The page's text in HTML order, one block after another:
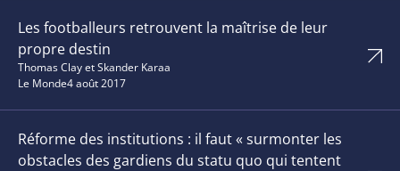
Les footballeurs retrouvent la maîtrise de leur
propre destin
Thomas Clay et Skander Karaa
Le Monde4 août 2017
Réforme des institutions : il faut « surmonter les
obstacles des gardiens du statu quo qui tentent